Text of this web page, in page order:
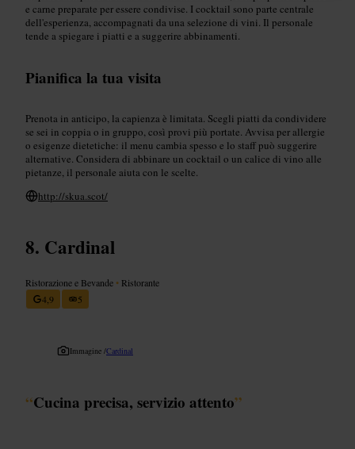
e carne preparate per essere condivise. I cocktail sono parte centrale
dell'esperienza, accompagnati da una selezione di vini. Il personale
tende a spiegare i piatti e a suggerire abbinamenti.
Pianifica la tua visita
Prenota in anticipo, la capienza è limitata. Scegli piatti da condividere
se sei in coppia o in gruppo, così provi più portate. Avvisa per allergie
o esigenze dietetiche: il menu cambia spesso e lo staff può suggerire
alternative. Considera di abbinare un cocktail o un calice di vino alle
pietanze, il personale aiuta con le scelte.
http://skua.scot/
Cardinal
Ristorazione e Bevande • Ristorante
4,9
5
Immagine /Cardinal
“Cucina precisa, servizio attento”